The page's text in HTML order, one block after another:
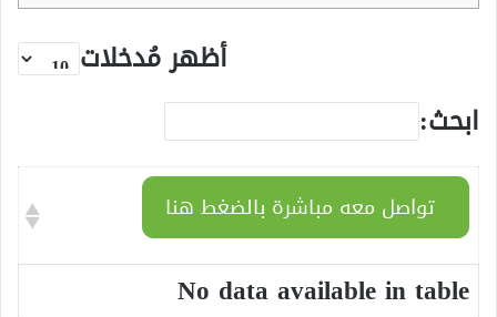
أظهر مُدخلات
ابحث:
تواصل معه مباشرة بالضغط هنا
No data available in table